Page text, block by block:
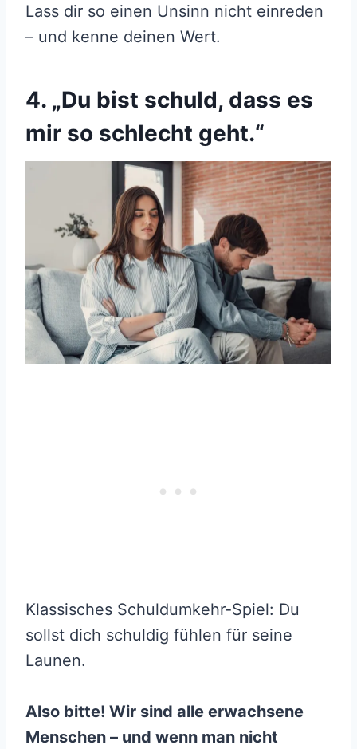
Lass dir so einen Unsinn nicht einreden
– und kenne deinen Wert.
4. „Du bist schuld, dass es
mir so schlecht geht.“
Klassisches Schuldumkehr-Spiel: Du
sollst dich schuldig fühlen für seine
Launen.
Also bitte! Wir sind alle erwachsene
Menschen – und wenn man nicht